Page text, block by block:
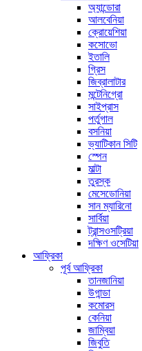
অ্যান্ডোরা
আলবেনিয়া
ক্রোয়েশিয়া
কসোভো
ইতালি
গ্রিস
জিব্রালাটার
মন্টেনিগ্রো
সাইপ্রাস
পর্তুগাল
বসনিয়া
ভ্যাটিকান সিটি
স্পেন
মাল্টা
তুরস্ক
মেসেডোনিয়া
সান ম্যারিনো
সার্বিয়া
ট্রান্সওসট্রিয়া
দক্ষিণ ওসেটিয়া
আফ্রিকা
পূর্ব আফ্রিকা
তানজানিয়া
উগান্ডা
কমোরস
কেনিয়া
জাম্বিয়া
জিবুতি